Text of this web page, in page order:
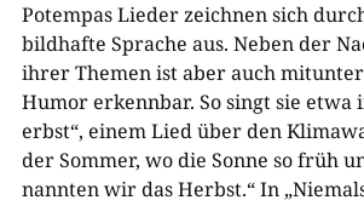
Potempas Lieder zeichnen sich
bildhafte Sprache aus. Neben der
ihrer Themen ist aber auch
Humor erkennbar. So singt sie etwa
erbst“, einem Lied über den
der Sommer, wo die Sonne so früh
nannten wir das Herbst.“ In